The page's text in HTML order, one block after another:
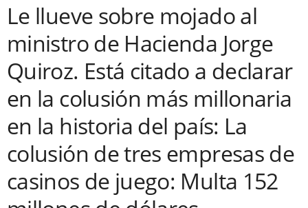
Le llueve sobre mojado al
ministro de Hacienda Jorge
Quiroz. Está citado a declarar
en la colusión más millonaria
en la historia del país: La
colusión de tres empresas de
casinos de juego: Multa 152